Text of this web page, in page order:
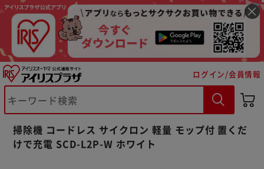
ログイン/会員情報
掃除機 コードレス サイクロン 軽量 モップ付 置くだ
けで充電 SCD-L2P-W ホワイト